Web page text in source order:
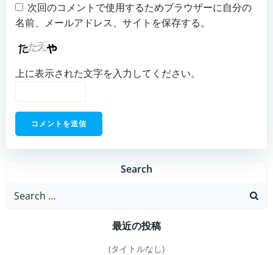
次回のコメントで使用するためブラウザーに自分の
名前、メールアドレス、サイトを保存する。
上に表示された文字を入力してください。
Search
Search
最近の投稿
(タイトルなし)